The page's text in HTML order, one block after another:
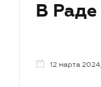
В Раде
12 марта